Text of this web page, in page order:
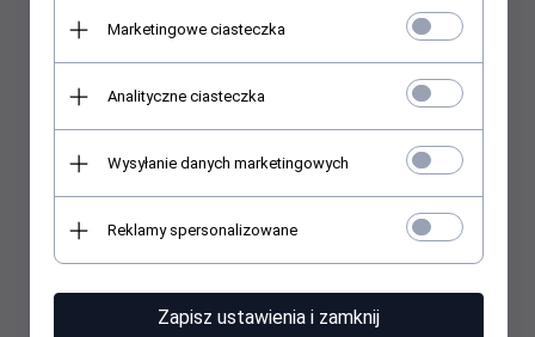
Symbol producenta: KAB0064
EAN/UPC:
4052792042764
Marketingowe ciasteczka
Analityczne ciasteczka
Wysyłanie danych marketingowych
Reklamy spersonalizowane
Zapisz ustawienia i zamknij